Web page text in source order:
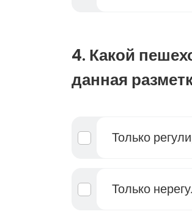
4. Какой
данная
Только
Только